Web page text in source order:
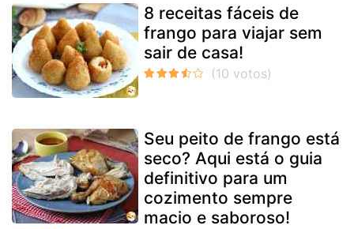
8 receitas fáceis de
frango para viajar sem
sair de casa!
Seu peito de frango está
seco? Aqui está o guia
definitivo para um
cozimento sempre
macio e saboroso!